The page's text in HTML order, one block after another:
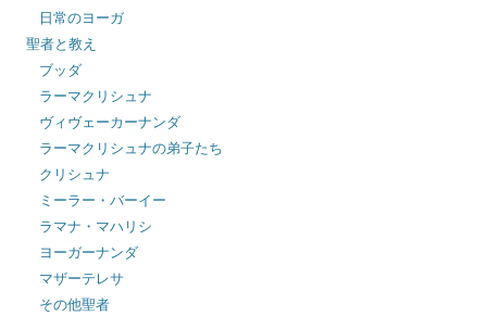
日常のヨーガ
聖者と教え
ブッダ
ラーマクリシュナ
ヴィヴェーカーナンダ
ラーマクリシュナの弟子たち
クリシュナ
ミーラー・バーイー
ラマナ・マハリシ
ヨーガーナンダ
マザーテレサ
その他聖者